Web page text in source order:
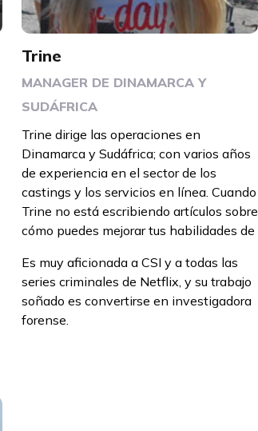
Trine
MANAGER DE DINAMARCA Y
SUDÁFRICA
Trine dirige las operaciones en
Dinamarca y Sudáfrica; con varios años
de experiencia en el sector de los
castings y los servicios en línea. Cuando
Trine no está escribiendo artículos sobre
cómo puedes mejorar tus habilidades de
Es muy aficionada a CSI y a todas las
series criminales de Netflix, y su trabajo
soñado es convertirse en investigadora
forense.